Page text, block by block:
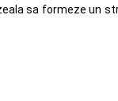
sa formeze un